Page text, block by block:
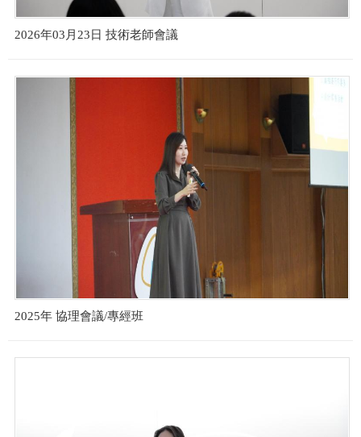
2026年03月23日 技術老師會議
2025年 協理會議/專經班